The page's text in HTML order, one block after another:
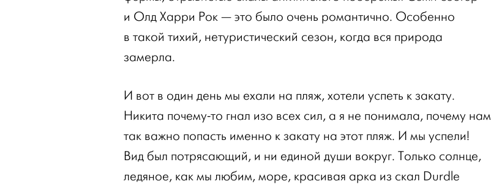
и Олд Харри Рок — это было очень романтично. Особенно
в такой тихий, нетуристический сезон, когда вся природа
замерла.
И вот в один день мы ехали на пляж, хотели успеть к закату.
Никита почему-то гнал изо всех сил, а я не понимала, почему нам
так важно попасть именно к закату на этот пляж. И мы успели!
Вид был потрясающий, и ни единой души вокруг. Только солнце,
ледяное, как мы любим, море, красивая арка из скал Durdle